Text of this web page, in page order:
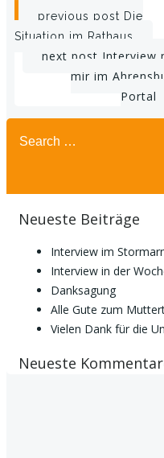
previous post Die
Situation im Rathaus
next post Interview
mir im
Portal
Search
for:
Neueste Beiträge
Interview im
Interview in der
Danksagung
Alle Gute zum
Vielen Dank für die
Neueste